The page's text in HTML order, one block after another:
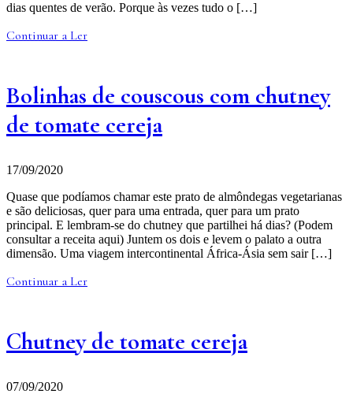
dias quentes de verão. Porque às vezes tudo o […]
Continuar a Ler
Bolinhas de couscous com chutney
de tomate cereja
17/09/2020
Quase que podíamos chamar este prato de almôndegas vegetarianas
e são deliciosas, quer para uma entrada, quer para um prato
principal. E lembram-se do chutney que partilhei há dias? (Podem
consultar a receita aqui) Juntem os dois e levem o palato a outra
dimensão. Uma viagem intercontinental África-Ásia sem sair […]
Continuar a Ler
Chutney de tomate cereja
07/09/2020